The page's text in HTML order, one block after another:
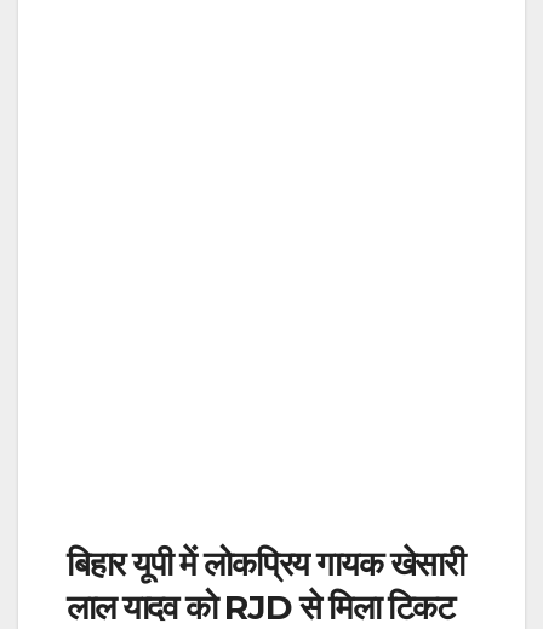
बिहार यूपी में लोकप्रिय गायक खेसारी
लाल यादव को RJD से मिला टिकट